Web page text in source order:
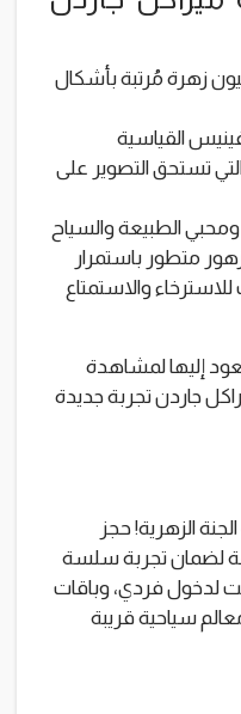
لأكثر من 150 مليون زهرة مُرتبة بأشكال
القياسية
تستحق التصوير على
ومحبي الطبيعة والسياح
متطور باستمرار
والاستمتاع
إليها لمشاهدة
جاردن تجربة جديدة
الزهرية! حجز
لضمان تجربة سلسة
لدخول فردي، وباقات
سياحية قريبة